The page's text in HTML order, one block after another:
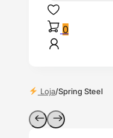
0
Loja/Spring Steel